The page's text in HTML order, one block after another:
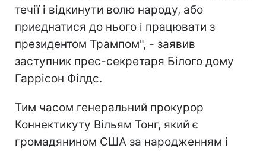
течії і відкинути волю народу, або
приєднатися до нього і працювати з
президентом Трампом", - заявив
заступник прес-секретаря Білого дому
Гаррісон Філдс.
Тим часом генеральний прокурор
Коннектикуту Вільям Тонг, який є
громадянином США за народженням і